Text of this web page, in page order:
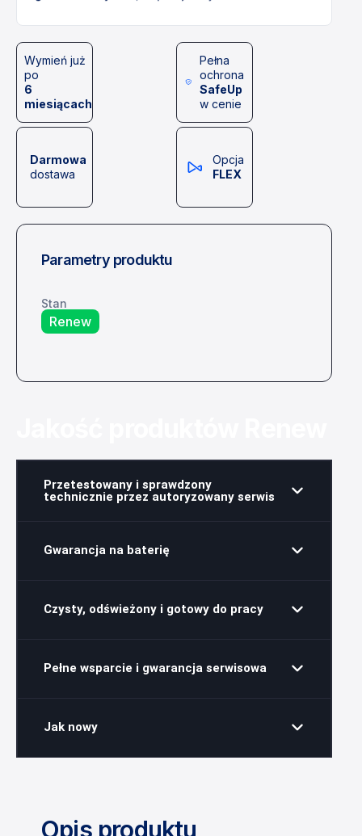
Wymień już
po
6
miesiącach
Pełna
ochrona
SafeUp
w cenie
Darmowa
dostawa
Opcja
FLEX
Parametry produktu
Stan
Renew
Przetestowany i sprawdzony
technicznie przez autoryzowany serwis
Gwarancja na baterię
Czysty, odświeżony i gotowy do pracy
Pełne wsparcie i gwarancja serwisowa
Jak nowy
Opis produktu